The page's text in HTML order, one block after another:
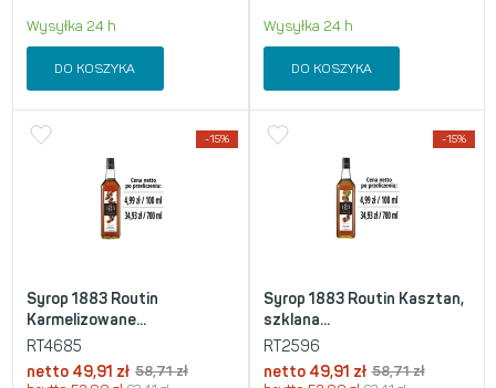
Wysyłka 24 h
DO KOSZYKA
Wysyłka 24 h
DO KOSZYKA
-15%
Syrop 1883 Routin
Karmelizowane...
RT4685
netto 49,91 zł 58,71zł
-15%
Syrop 1883 Routin Kasztan,
szklana...
RT2596
netto 49,91 zł 58,71zł